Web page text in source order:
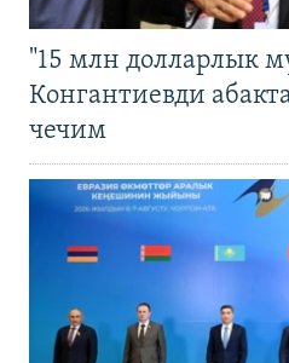
"15 млн долларлык
Конгантиевди
чечим